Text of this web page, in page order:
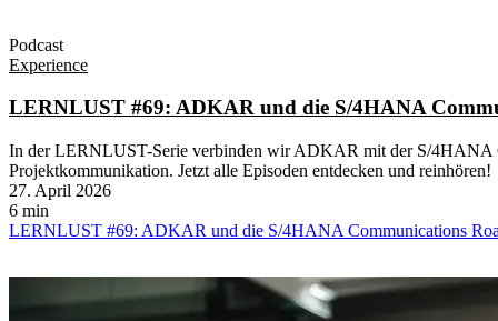
Podcast
Experience
LERNLUST #69: ADKAR und die S/4HANA
In der LERNLUST-Serie verbinden wir ADKAR mit der S/4HANA
Projektkommunikation. Jetzt alle Episoden entdecken und reinhören!
27. April 2026
6 min
LERNLUST #69: ADKAR und die S/4HANA Communications